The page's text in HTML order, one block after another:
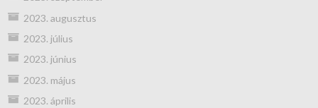
2023. augusztus
2023. július
2023. június
2023. május
2023. április